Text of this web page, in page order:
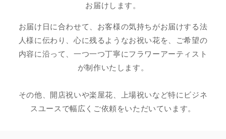
お届けします。
お届け日に合わせて、お客様の気持ちがお届けする法
人様に伝わり、心に残るようなお祝い花を、ご希望の
内容に沿って、一つ一つ丁寧にフラワーアーティスト
が制作いたします。
その他、開店祝いや楽屋花、上場祝いなど特にビジネ
スユースで幅広くご依頼をいただいています。